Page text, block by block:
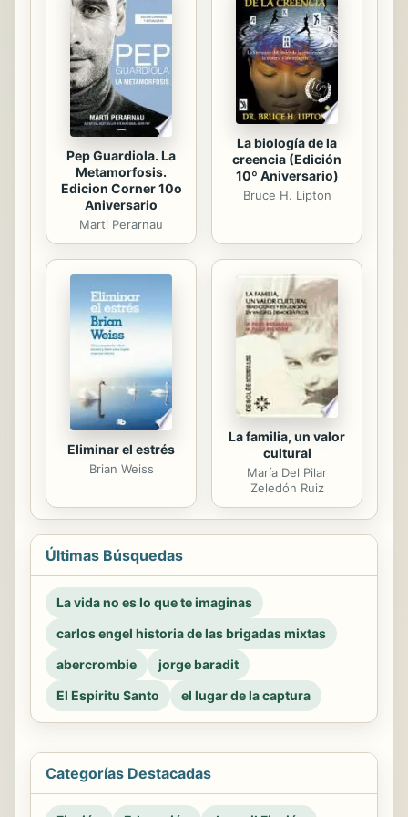
entrelugar, un afuera del tiempo o un
presente incómodo que abarca la
crisis crónica que se inicia después
de la caída del muro de Berlín y que
se ...
Pep Guardiola. La
Metamorfosis.
Edicion Corner 10o
Aniversario
Marti Perarnau
La biología de la
creencia (Edición
10º Aniversario)
Bruce H. Lipton
Eliminar el estrés
Brian Weiss
La familia, un valor
cultural
María Del Pilar
Zeledón Ruiz
Últimas Búsquedas
La vida no es lo que te imaginas
carlos engel historia de las brigadas mixtas
abercrombie
jorge baradit
El Espiritu Santo
el lugar de la captura
Categorías Destacadas